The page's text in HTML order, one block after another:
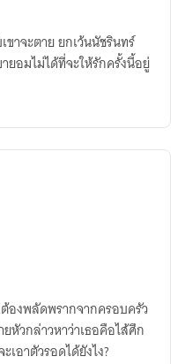
าจะตาย ยกเว้นนัชรินทร์
ยอมไม่ได้ที่จะให้รักครั้งนี้อยู่
องพลัดพรากจากครอบครัว
หัวกล่าวหาว่าเธอคือไส้ศึก
อาตัวรอดได้ยังไง?